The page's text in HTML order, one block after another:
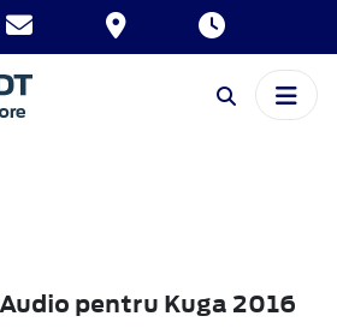
pentru Kuga 2016